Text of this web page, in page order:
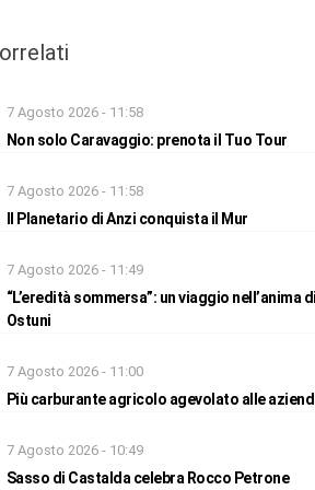
7 Agosto 2026 - 11:58
Non solo Caravaggio: prenota il Tuo Tour
7 Agosto 2026 - 11:58
Il Planetario di Anzi conquista il Mur
7 Agosto 2026 - 11:49
“L’eredità sommersa”: un viaggio nell’anima
Ostuni
7 Agosto 2026 - 11:00
Più carburante agricolo agevolato alle
7 Agosto 2026 - 10:49
Sasso di Castalda celebra Rocco Petrone